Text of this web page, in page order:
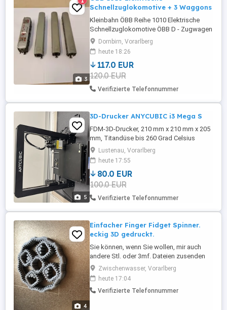
3
Schnellzuglokomotive + 3 Waggons
Kleinbahn ÖBB Reihe 1010 Elektrische
Schnellzuglokomotive ÖBB D - Zugwagen
ÖBB Städte Schnellzugwagen exkl.
Versandkosten
Dornbirn, Vorarlberg
heute 18:26
117.0 EUR
120.0 EUR
Verifizierte Telefonnummer
5
3D-Drucker ANYCUBIC i3 Mega S
FDM-3D-Drucker, 210 mm x 210 mm x 205
mm, Titandüse bis 260 Grad Celsius
Durchmesser 0,4 mm, Glasplatte
beheizbares Druckbett bis 110 Grad,
Filamentsensor, Touchscreen vollfarbig,
druckt PLA, PETG, ABS Zubehör:
Ersatzdüse, Schraubenset, Endtaster,
Spachtel, Ethernet Inklusive 3 Filamente
StarterKit: ...
Lustenau, Vorarlberg
heute 17:55
80.0 EUR
100.0 EUR
Verifizierte Telefonnummer
4
Einfacher Finger Fidget Spinner.
eckig 3D gedruckt.
Sie können, wenn Sie wollen, mir auch
andere Stl. oder 3mf. Dateien zusenden
und ich drucke sie dann für Sie aus.
Zwischenwasser, Vorarlberg
heute 17:04
Verifizierte Telefonnummer